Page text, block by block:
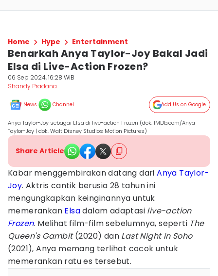
Home Hype Entertainment
Benarkah Anya Taylor-Joy Bakal Jadi
Elsa di Live-Action Frozen?
06 Sep 2024, 16:28 WIB
Shandy Pradana
News Channel Add Us on Google
Anya Taylor-Joy sebagai Elsa di live-action Frozen (dok. IMDb.com/Anya
Taylor-Joy | dok. Walt Disney Studios Motion Pictures)
Share Article
Kabar menggembirakan datang dariAnya Taylor-
Joy. Aktris cantik berusia 28 tahun ini
mengungkapkan keinginannya untuk
memerankan Elsadalam adaptasi live-action
Frozen. Melihat film-film sebelumnya, seperti The
Queen's Gambit(2020) dan Last Night in Soho
(2021), Anya memang terlihat cocok untuk
memerankan ratu es tersebut.